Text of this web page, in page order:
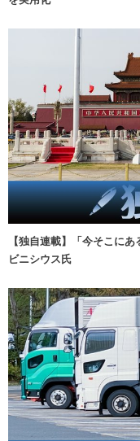
【独自連載】「今そこに
ビニシウス氏